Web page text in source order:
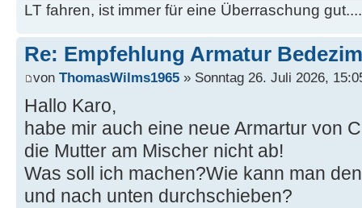
LT fahren, ist immer für eine Überraschung
Re: Empfehlung Armatur
von ThomasWilms1965 » Sonntag 26. Juli 2026,
Hallo Karo,
habe mir auch eine neue Armartur von
die Mutter am Mischer nicht ab!
Was soll ich machen?Wie kann man
und nach unten durchschieben?